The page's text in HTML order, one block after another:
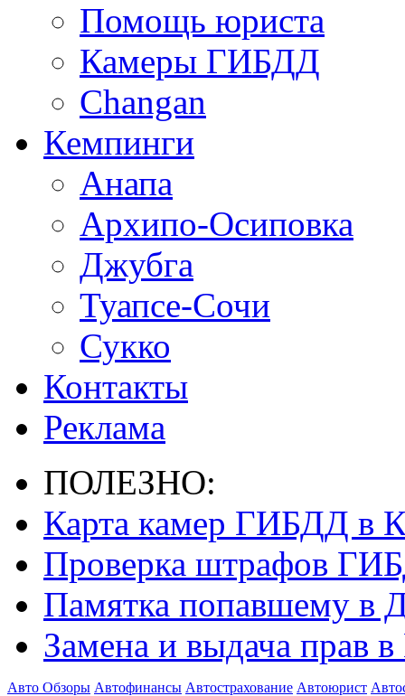
Помощь юриста
Камеры ГИБДД
Сhangan
Кемпинги
Анапа
Архипо-Осиповка
Джубга
Туапсе-Сочи
Сукко
Контакты
Реклама
ПОЛЕЗНО:
Карта камер ГИБДД в
Проверка штрафов
Памятка попавшему в
Замена и выдача прав
Авто Обзоры Автофинансы Автострахование Автоюрист